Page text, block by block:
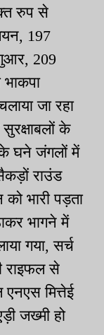
रुप से
197
209
भाकपा
जा रहा
के
के घने जंगलों में
राउंड
भारी पड़ता
भागने में
गया, सर्च
राइफल से
मित्तेई
जख्मी हो